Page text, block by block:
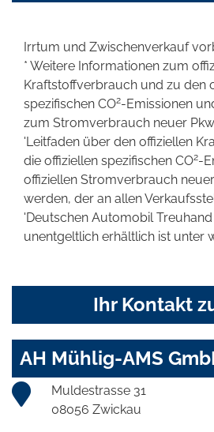
Irrtum und Zwischenverkauf
* Weitere Informationen zum
Kraftstoffverbrauch und zu den
spezifischen CO2-Emissionen
zum Stromverbrauch neuer
'Leitfaden über den offiziellen
die offiziellen spezifischen CO2-
offiziellen Stromverbrauch
werden, der an allen
'Deutschen Automobil
unentgeltlich erhältlich ist unter
Ihr Kontakt
AH Mühlig-AMS
Muldestrasse 31
08056 Zwickau